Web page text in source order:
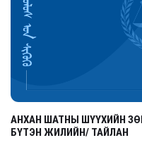
АНХАН ШАТНЫ ШҮҮХИЙН
БҮТЭН ЖИЛИЙН/ ТАЙЛАН